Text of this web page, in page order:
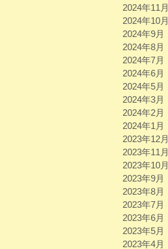
2024年11月
2024年10月
2024年9月
2024年8月
2024年7月
2024年6月
2024年5月
2024年3月
2024年2月
2024年1月
2023年12月
2023年11月
2023年10月
2023年9月
2023年8月
2023年7月
2023年6月
2023年5月
2023年4月